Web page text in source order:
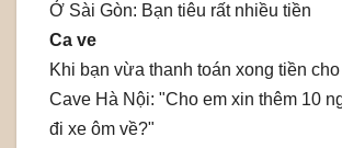
Ở Sài Gòn: Bạn tiêu rất nhiều tiền
Ca ve
Khi bạn vừa thanh toán xong tiền
Cave Hà Nội: "Cho em xin thêm 10
đi xe ôm về?"